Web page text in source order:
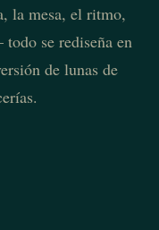
la mesa, el ritmo,
se rediseña en
de lunas de